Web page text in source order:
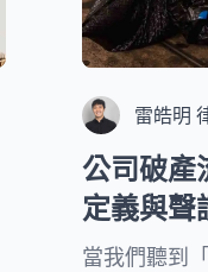
雷皓明
公司破產
定義與聲
當我們聽到